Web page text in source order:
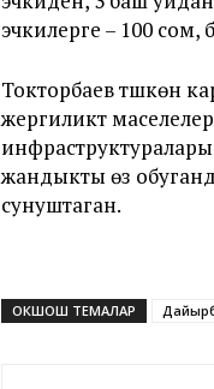
эчкилерге – 100 сом,
Токторбаев түшкөн
жергиликтүү
жандыкты өз
сунуштаган.
ОКШОШ ТЕМАЛАР